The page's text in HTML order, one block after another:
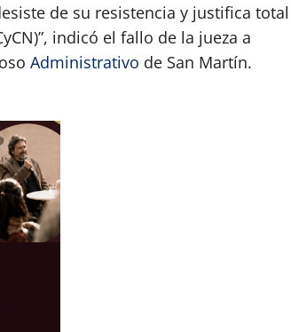
de su resistencia y justifica total
indicó el fallo de la jueza a
Administrativo de San Martín.